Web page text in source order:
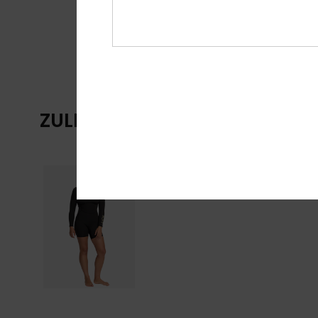
ZULETZT ANGESEHENE ARTIKEL